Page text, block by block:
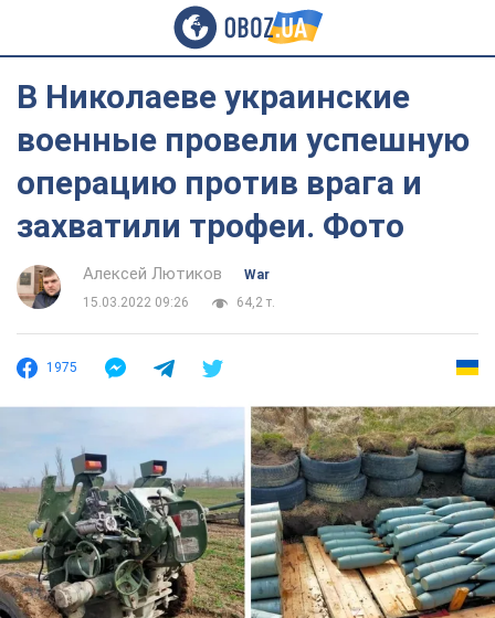
В Николаеве украинские
военные провели успешную
операцию против врага и
захватили трофеи. Фото
Алексей Лютиков
War
15.03.2022 09:26
64,2 т.
1975